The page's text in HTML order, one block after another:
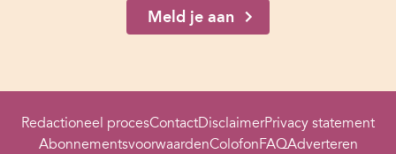
Meld je aan
Redactioneel procesContactDisclaimerPrivacy statement
AbonnementsvoorwaardenColofonFAQAdverteren